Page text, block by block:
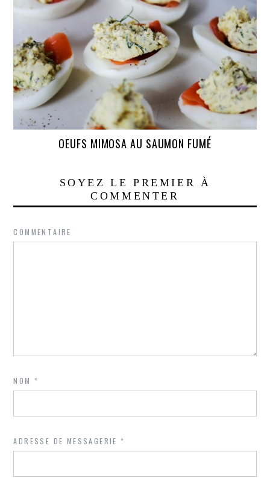
OEUFS MIMOSA AU SAUMON FUMÉ
SOYEZ LE PREMIER À
COMMENTER
COMMENTAIRE
NOM*
ADRESSE DE MESSAGERIE*